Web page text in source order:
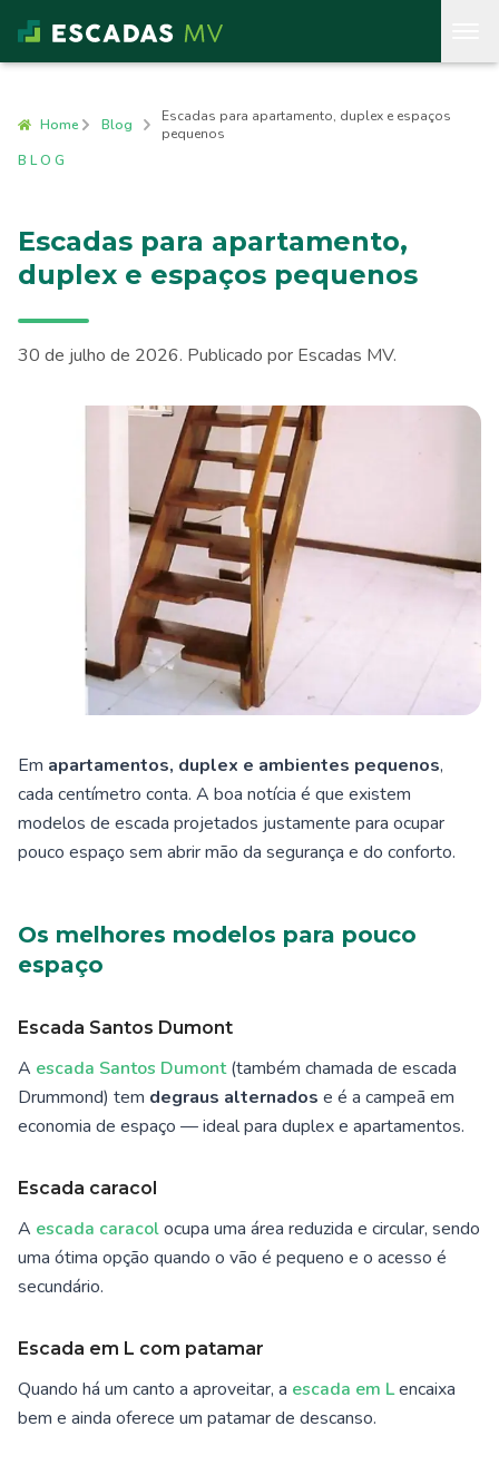
Home Blog
Escadas para apartamento, duplex e espaços
pequenos
BLOG
Escadas para apartamento,
duplex e espaços pequenos
30 de julho de 2026. Publicado por Escadas MV.
Em apartamentos, duplex e ambientes pequenos,
cada centímetro conta. A boa notícia é que existem
modelos de escada projetados justamente para ocupar
pouco espaço sem abrir mão da segurança e do conforto.
Os melhores modelos para pouco
espaço
Escada Santos Dumont
A escada Santos Dumont(também chamada de escada
Drummond) tem degraus alternados e é a campeã em
economia de espaço — ideal para duplex e apartamentos.
Escada caracol
A escada caracolocupa uma área reduzida e circular, sendo
uma ótima opção quando o vão é pequeno e o acesso é
secundário.
Escada em L com patamar
Quando há um canto a aproveitar, a escada em Lencaixa
bem e ainda oferece um patamar de descanso.